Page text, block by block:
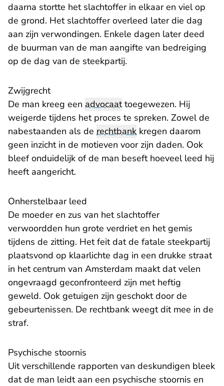
daarna stortte het slachtoffer in elkaar en viel op
de grond. Het slachtoffer overleed later die dag
aan zijn verwondingen. Enkele dagen later deed
de buurman van de man aangifte van bedreiging
op de dag van de steekpartij.
Zwijgrecht
De man kreeg een advocaattoegewezen. Hij
weigerde tijdens het proces te spreken. Zowel de
nabestaanden als de rechtbank kregen daarom
geen inzicht in de motieven voor zijn daden. Ook
bleef onduidelijk of de man beseft hoeveel leed hij
heeft aangericht.
Onherstelbaar leed
De moeder en zus van het slachtoffer
verwoordden hun grote verdriet en het gemis
tijdens de zitting. Het feit dat de fatale steekpartij
plaatsvond op klaarlichte dag in een drukke straat
in het centrum van Amsterdam maakt dat velen
ongevraagd geconfronteerd zijn met heftig
geweld. Ook getuigen zijn geschokt door de
gebeurtenissen. De rechtbank weegt dit mee in de
straf.
Psychische stoornis
Uit verschillende rapporten van deskundigen bleek
dat de man leidt aan een psychische stoornis en